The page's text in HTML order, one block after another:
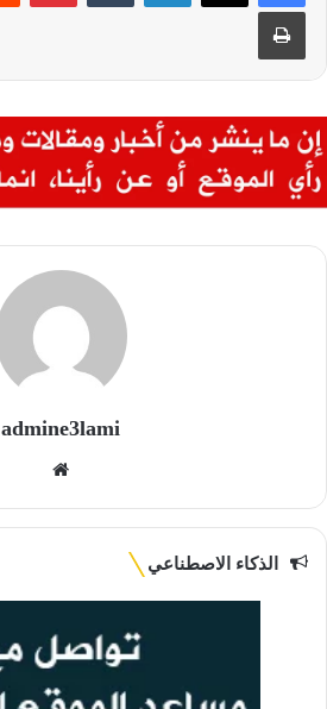
طباعة
admine3lami
الذكاء الاصطناعي